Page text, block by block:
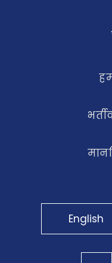
English